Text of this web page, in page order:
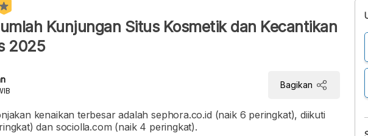
Kunjungan Situs Kosmetik dan Kecantikan
2025
Bagikan
kenaikan terbesar adalah sephora.co.id (naik 6 peringkat), diikuti
dan sociolla.com (naik 4 peringkat).